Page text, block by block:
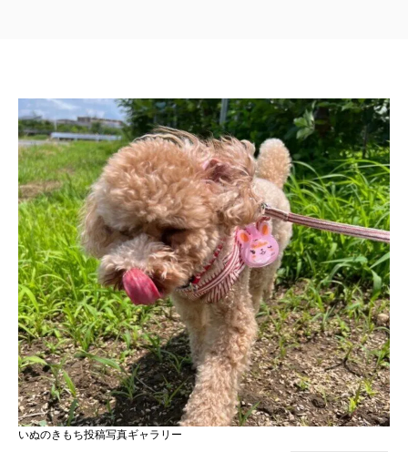
いぬのきもち投稿写真ギャラリー